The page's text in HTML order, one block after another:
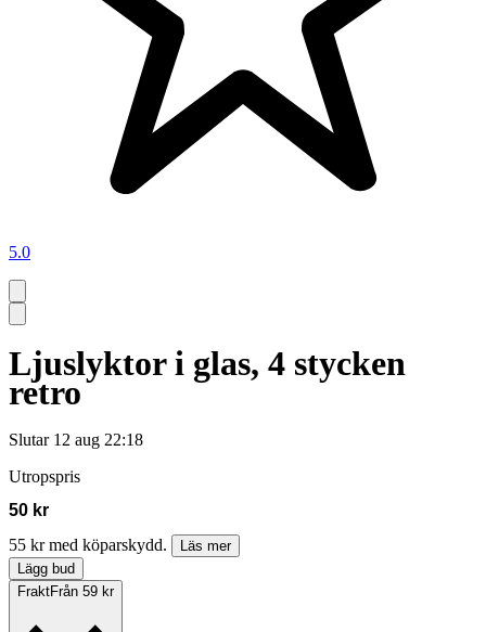
5.0
Ljuslyktor i glas, 4 stycken
retro
Slutar 12 aug 22:18
Utropspris
50 kr
55 kr med köparskydd.
Läs mer
Lägg bud
FraktFrån 59 kr